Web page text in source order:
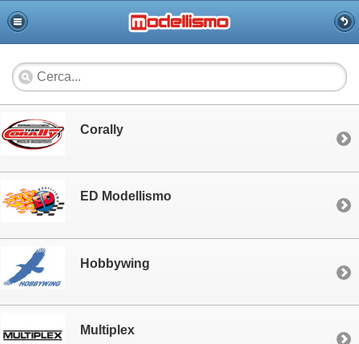
Corally
ED Modellismo
Hobbywing
Multiplex